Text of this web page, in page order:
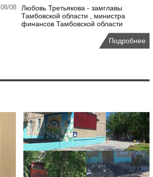
08/08
Любовь Третьякова - замглавы
Тамбовской области , министра
финансов Тамбовской области
Подробнее